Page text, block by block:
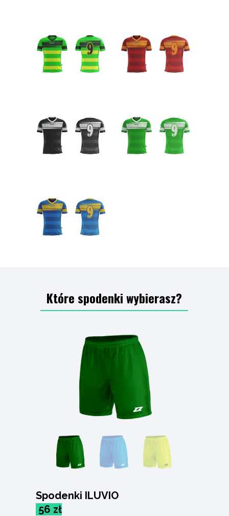
Które spodenki wybierasz?
Spodenki ILUVIO
56 zł